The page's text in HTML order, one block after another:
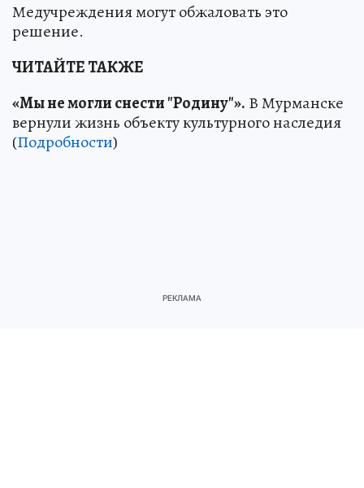
Медучреждения могут обжаловать это
решение.
ЧИТАЙТЕ ТАКЖЕ
«Мы не могли снести "Родину"». В Мурманске
вернули жизнь объекту культурного наследия
(Подробности)